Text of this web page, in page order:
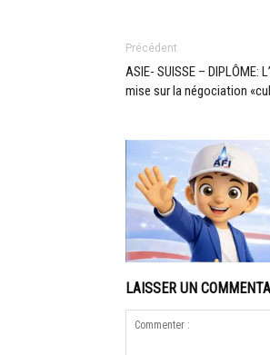
Précédent
ASIE- SUISSE – DIPLÔME:
mise sur la négociation
LAISSER UN